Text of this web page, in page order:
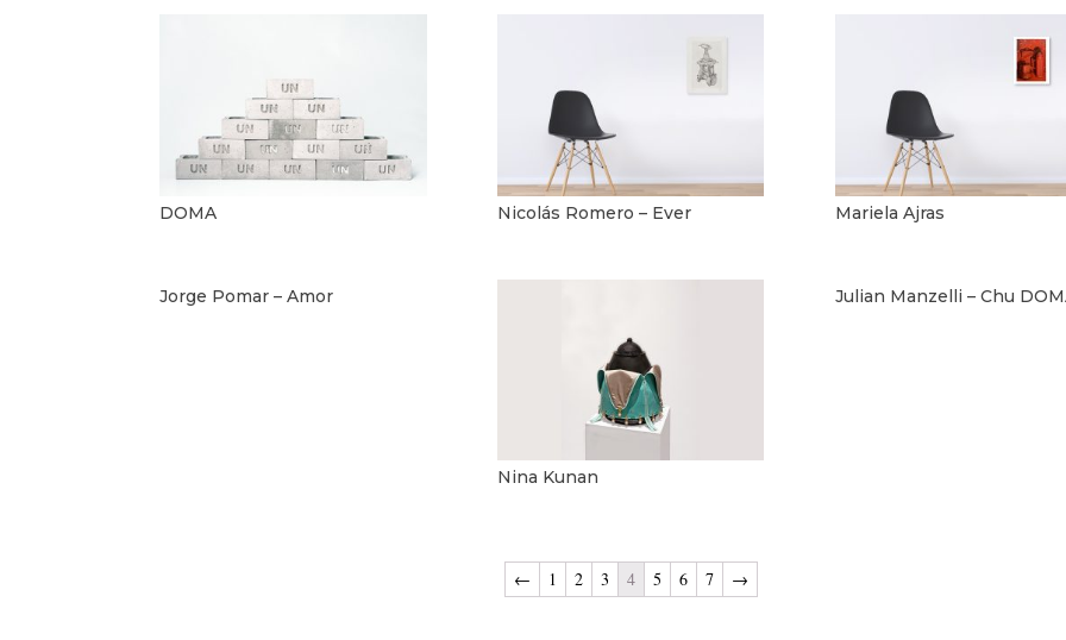
DOMA Nicolás Romero – Ever Mariela Ajras
Jorge Pomar – Amor
Nina Kunan
Julian Manzelli – Chu
← 1 2 3 4 5 6 7 →